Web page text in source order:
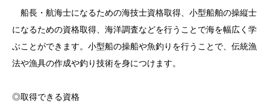
船長・航海士になるための海技士資格取得、小型船舶の操縦士
になるための資格取得、海洋調査などを行うことで海を幅広く学
ぶことができます。小型船の操船や魚釣りを行うことで、伝統漁
法や漁具の作成や釣り技術を身につけます。
◎取得できる資格